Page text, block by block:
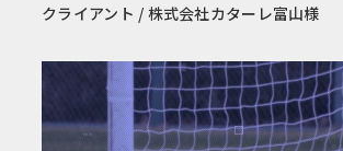
クライアント / 株式会社カターレ富山様